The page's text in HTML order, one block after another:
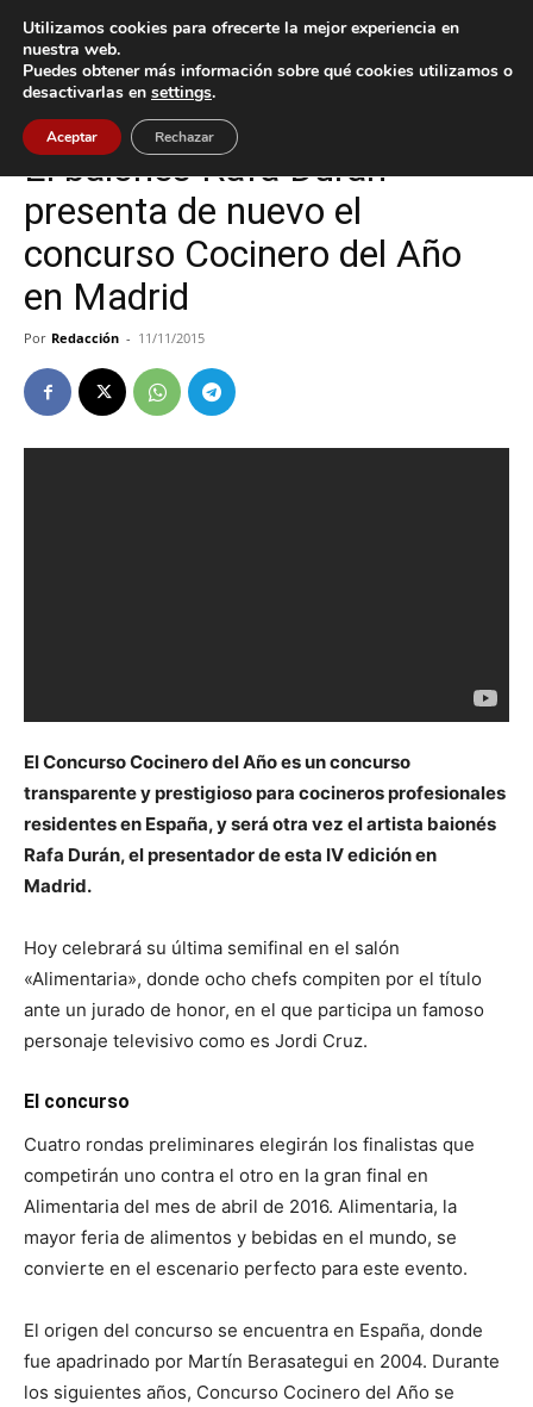
Inicio Baiona
Baiona
El baionés Rafa Durán
presenta de nuevo el
concurso Cocinero del Año
en Madrid
Por Redacción - 11/11/2015
El Concurso Cocinero del Año es un concurso
transparente y prestigioso para cocineros profesionales
residentes en España, y será otra vez el artista baionés
Rafa Durán, el presentador de esta IV edición en
Madrid.
Hoy celebrará su última semifinal en el salón
«Alimentaria», donde ocho chefs compiten por el título
ante un jurado de honor, en el que participa un famoso
personaje televisivo como es Jordi Cruz.
El concurso
Cuatro rondas preliminares elegirán los finalistas que
competirán uno contra el otro en la gran final en
Alimentaria del mes de abril de 2016. Alimentaria, la
mayor feria de alimentos y bebidas en el mundo, se
convierte en el escenario perfecto para este evento.
El origen del concurso se encuentra en España, donde
fue apadrinado por Martín Berasategui en 2004. Durante
los siguientes años, Concurso Cocinero del Año se
Utilizamos cookies para ofrecerte la mejor experiencia en
nuestra web.
Puedes obtener más información sobre qué cookies utilizamos o
desactivarlas en settings.
Aceptar Rechazar